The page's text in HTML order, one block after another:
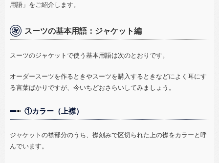
用語」をご紹介します。
スーツの基本用語：ジャケット編
スーツのジャケットで使う基本用語は次のとおりです。
オーダースーツを作るときやスーツを購入するときなどによく耳にす
る言葉ばかりですが、今いちどおさらいしてみましょう。
①カラー（上襟）
ジャケットの襟部分のうち、襟刻みで区切られた上の襟をカラーと呼
んでいます。